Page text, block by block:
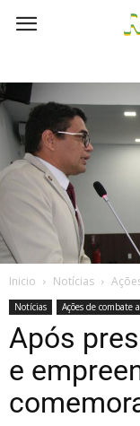
Inicio Notícias
Notícias Ações de combate
Após
e